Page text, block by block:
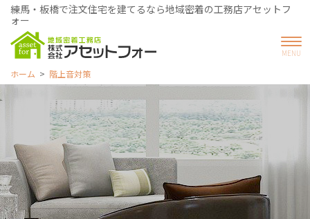
練馬・板橋で注文住宅を建てるなら地域密着の工務店アセットフ
ォー
ホーム 階上音対策